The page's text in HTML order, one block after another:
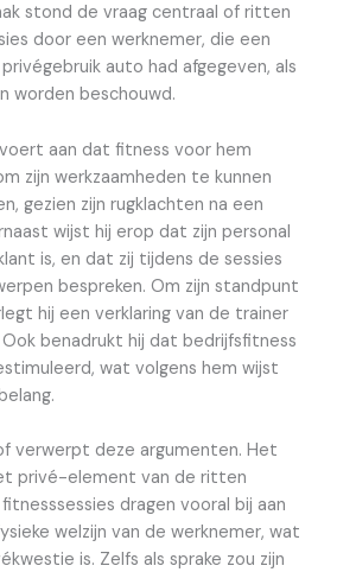
stond de vraag centraal of ritten
door een werknemer, die een
auto had afgegeven, als
worden beschouwd.
aan dat fitness voor hem
zijn werkzaamheden te kunnen
gezien zijn rugklachten na een
wijst hij erop dat zijn personal
is, en dat zij tijdens de sessies
bespreken. Om zijn standpunt
hij een verklaring van de trainer
benadrukt hij dat bedrijfsfitness
wat volgens hem wijst
verwerpt deze argumenten. Het
privé-element van de ritten
dragen vooral bij aan
welzijn van de werknemer, wat
is. Zelfs als sprake zou zijn